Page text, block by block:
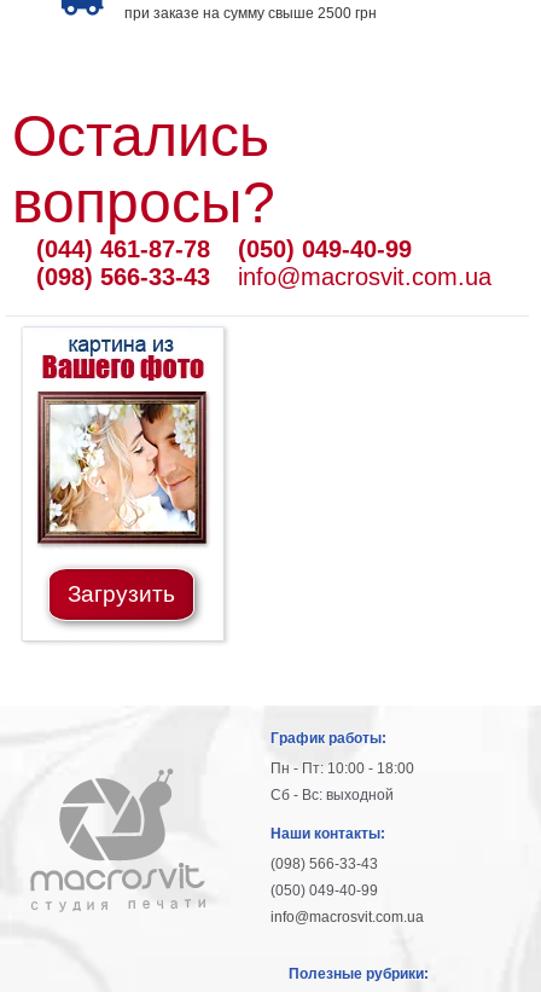
на
холсте
больших
Наши
при заказе на сумму свыше 2500 грн
Остались
вопросы?
(044) 461-87-78
(098) 566-33-43
(050) 049-40-99
info@macrosvit.com.ua
Загрузить
График работы:
Пн - Пт: 10:00 - 18:00
Сб - Вс: выходной
Наши контакты:
(098) 566-33-43
(050) 049-40-99
info@macrosvit.com.ua
Полезные рубрики: